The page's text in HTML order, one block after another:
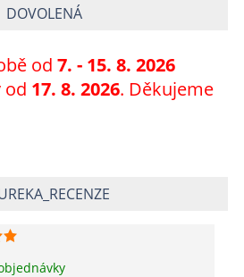
DOVOLENÁ
od 7. - 15. 8. 2026
od 17. 8. 2026. Děkujeme